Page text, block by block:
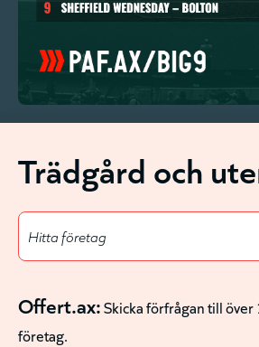
Trädgård och
Offert.ax:Skicka förfrågan till över
företag.